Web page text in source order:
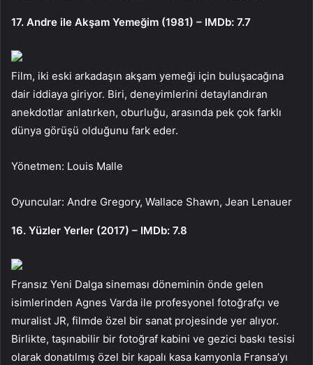
17. Andre ile Akşam Yemeğim (1981) – IMDb: 7.7
Film, iki eski arkadaşın akşam yemeği için buluşacağına
dair iddiaya giriyor. Biri, deneyimlerini detaylandıran
anekdotlar anlatırken, oburluğu, arasında pek çok farklı
dünya görüşü olduğunu fark eder.
Yönetmen: Louis Malle
Oyuncular: Andre Gregory, Wallace Shawn, Jean Lenauer
16. Yüzler Yerler (2017) – IMDb: 7.8
Fransız Yeni Dalga sineması döneminin önde gelen
isimlerinden Agnes Varda ile profesyonel fotoğrafçı ve
muralist JR, filmde özel bir sanat projesinde yer alıyor.
Birlikte, taşınabilir bir fotoğraf kabini ve gezici baskı tesisi
olarak donatılmış özel bir kapalı kasa kamyonla Fransa’yı